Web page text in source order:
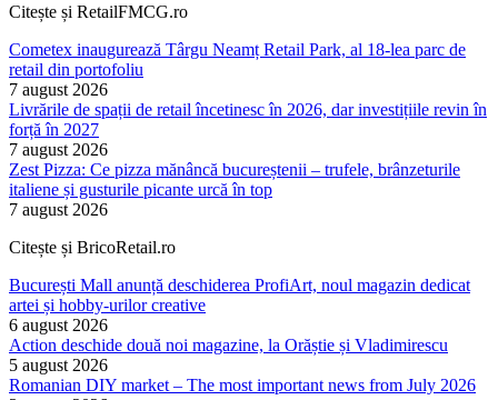
Citește și RetailFMCG.ro
Cometex inaugurează Târgu Neamț Retail Park, al 18-lea parc de
retail din portofoliu
7 august 2026
Livrările de spații de retail încetinesc în 2026, dar investițiile revin în
forță în 2027
7 august 2026
Zest Pizza: Ce pizza mănâncă bucureștenii – trufele, brânzeturile
italiene și gusturile picante urcă în top
7 august 2026
Citește și BricoRetail.ro
București Mall anunță deschiderea ProfiArt, noul magazin dedicat
artei și hobby-urilor creative
6 august 2026
Action deschide două noi magazine, la Orăștie și Vladimirescu
5 august 2026
Romanian DIY market – The most important news from July 2026